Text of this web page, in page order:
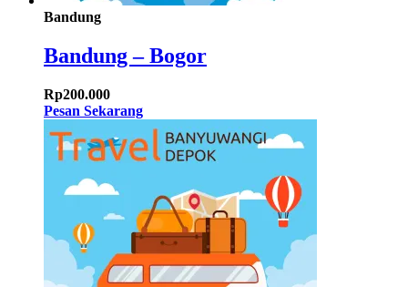
Bandung
Bandung – Bogor
Rp200.000
Pesan Sekarang